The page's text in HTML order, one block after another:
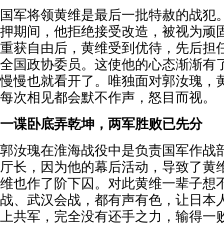
国军将领黄维是最后一批特赦的战犯
押期间，他拒绝接受改造，被视为顽
重获自由后，黄维受到优待，先后担
全国政协委员。这使他的心态渐渐有
慢慢也就看开了。唯独面对郭汝瑰，
每次相见都会默不作声，怒目而视。
一谍卧底弄乾坤，两军胜败已先分
郭汝瑰在淮海战役中是负责国军作战
厅长，因为他的幕后活动，导致了黄
维也作了阶下囚。对此黄维一辈子想
战、武汉会战，都有声有色，让日本
上共军，完全没有还手之力，输得一